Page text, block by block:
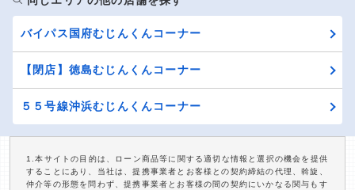
バイパス国府むじんくんコーナー
【閉店】徳島むじんくんコーナー
５５号線沖浜むじんくんコーナー
1.本サイトの目的は、ローン商品等に関する適切な情報と選択の機会を提供
することにあり、当社は、提携事業者とお客様との契約締結の代理、斡旋、
仲介等の形態を問わず、提携事業者とお客様の間の契約にいかなる関与もす